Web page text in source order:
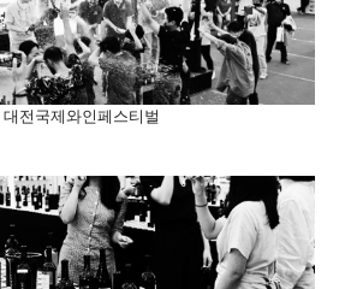
대전국제와인페스티벌